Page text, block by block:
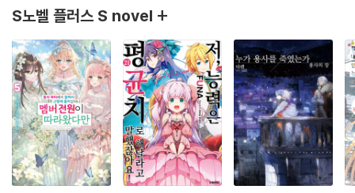
S노벨 플러스 S novel +